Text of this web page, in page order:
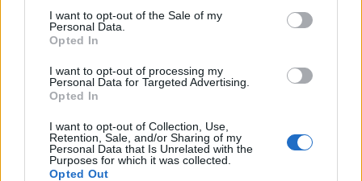
I want to opt-out of the Sale of my
Personal Data.
Opted In
I want to opt-out of processing my
Personal Data for Targeted Advertising.
Opted In
I want to opt-out of Collection, Use,
Retention, Sale, and/or Sharing of my
Personal Data that Is Unrelated with the
Purposes for which it was collected.
Opted Out
Annonse
I tillegg til de norske forbundene, består
Nordisk Båtråd av Dansk Sejlunion, Dansk
Tursejlere og Svenska Båtunionen.